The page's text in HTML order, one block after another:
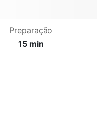
Preparação
15 min